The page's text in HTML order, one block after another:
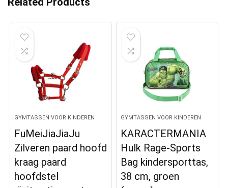
GYMTASSEN VOOR KINDEREN
FuMeiJiaJiaJu
Zilveren paard hoofd
kraag paard
hoofdstel
GYMTASSEN VOOR KINDEREN
KARACTERMANIA
Hulk Rage-Sports
Bag kindersporttas,
38 cm, groen